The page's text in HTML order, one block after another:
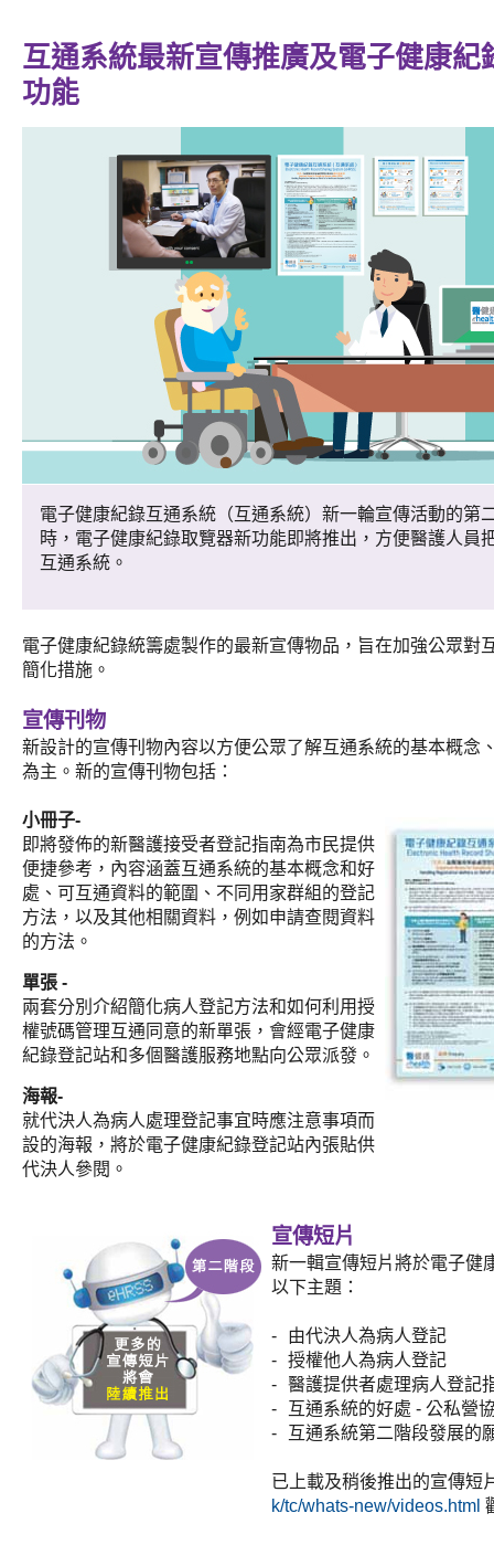
互通系統最新宣傳推廣及電子健康紀
功能
電子健康紀錄互通系統（互通系統）新一輪宣傳活動的第
時，電子健康紀錄取覽器新功能即將推出，方便醫護人員
互通系統。
電子健康紀錄統籌處製作的最新宣傳物品，旨在加強公眾對
簡化措施。
宣傳刊物
新設計的宣傳刊物內容以方便公眾了解互通系統的基本概念
為主。新的宣傳刊物包括：
小冊子-
即將發佈的新醫護接受者登記指南為市民提供
便捷參考，內容涵蓋互通系統的基本概念和好
處、可互通資料的範圍、不同用家群組的登記
方法，以及其他相關資料，例如申請查閱資料
的方法。
單張 -
兩套分別介紹簡化病人登記方法和如何利用授
權號碼管理互通同意的新單張，會經電子健康
紀錄登記站和多個醫護服務地點向公眾派發。
海報-
就代決人為病人處理登記事宜時應注意事項而
設的海報，將於電子健康紀錄登記站內張貼供
代決人參閱。
宣傳短片
新一輯宣傳短片將於電子健
以下主題：
-
由代決人為病人登記
- 授權他人為病人登記
- 醫護提供者處理病人登記
-
互通系統的好處 - 公私營
-
互通系統第二階段發展的
已上載及稍後推出的宣傳短
k/tc/whats-new/videos.html